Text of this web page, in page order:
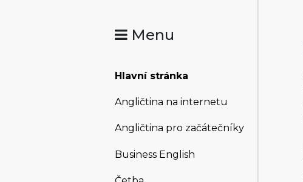
Menu
Hlavní stránka
Angličtina na internetu
Angličtina pro začátečníky
Business English